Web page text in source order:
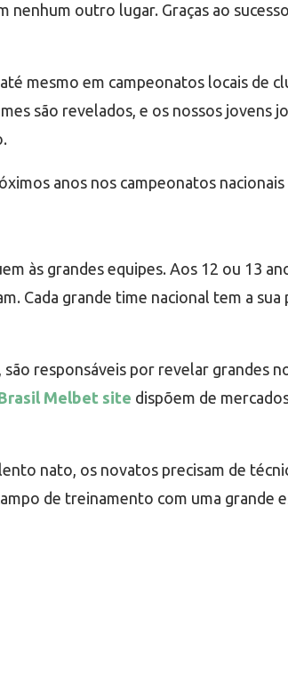
outro lugar. Graças ao
mesmo em campeonatos locais de
são revelados, e os nossos jovens
anos nos campeonatos
às grandes equipes. Aos 12 ou 13
Cada grande time nacional tem a
responsáveis por revelar grandes
Melbet site dispõem de
nato, os novatos precisam de
de treinamento com uma grande